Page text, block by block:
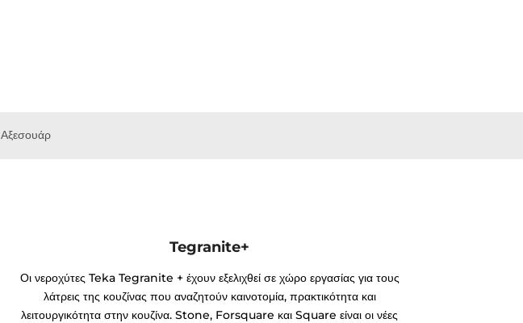
Αξεσουάρ
Tegranite+
Οι νεροχύτες Teka Tegranite + έχουν εξελιχθεί σε χώρο εργασίας για τους
λάτρεις της κουζίνας που αναζητούν καινοτομία, πρακτικότητα και
λειτουργικότητα στην κουζίνα. Stone, Forsquare και Square είναι οι νέες